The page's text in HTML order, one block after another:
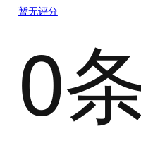
暂无评分
0